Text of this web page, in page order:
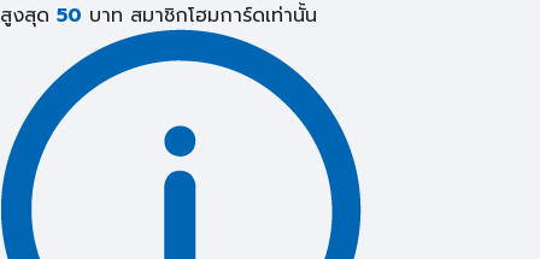
สูงสุด 50 บาท สมาชิกโฮมการ์ดเท่านั้น